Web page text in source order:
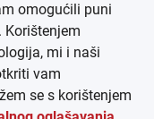
omogućili puni
mi i naši
vam
se s korištenjem